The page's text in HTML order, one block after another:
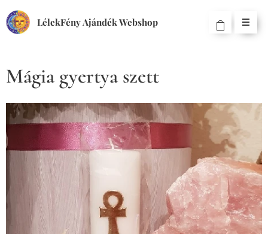
LélekFény Ajándék Webshop
Mágia gyertya szett